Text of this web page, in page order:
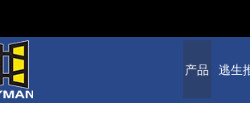
产品 逃生